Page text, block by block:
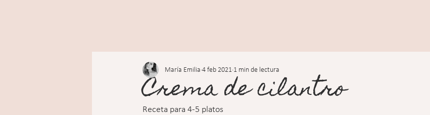
Crema de cilantro
María Emilia 4 feb 2021 1 min de lectura
Receta para 4-5 platos